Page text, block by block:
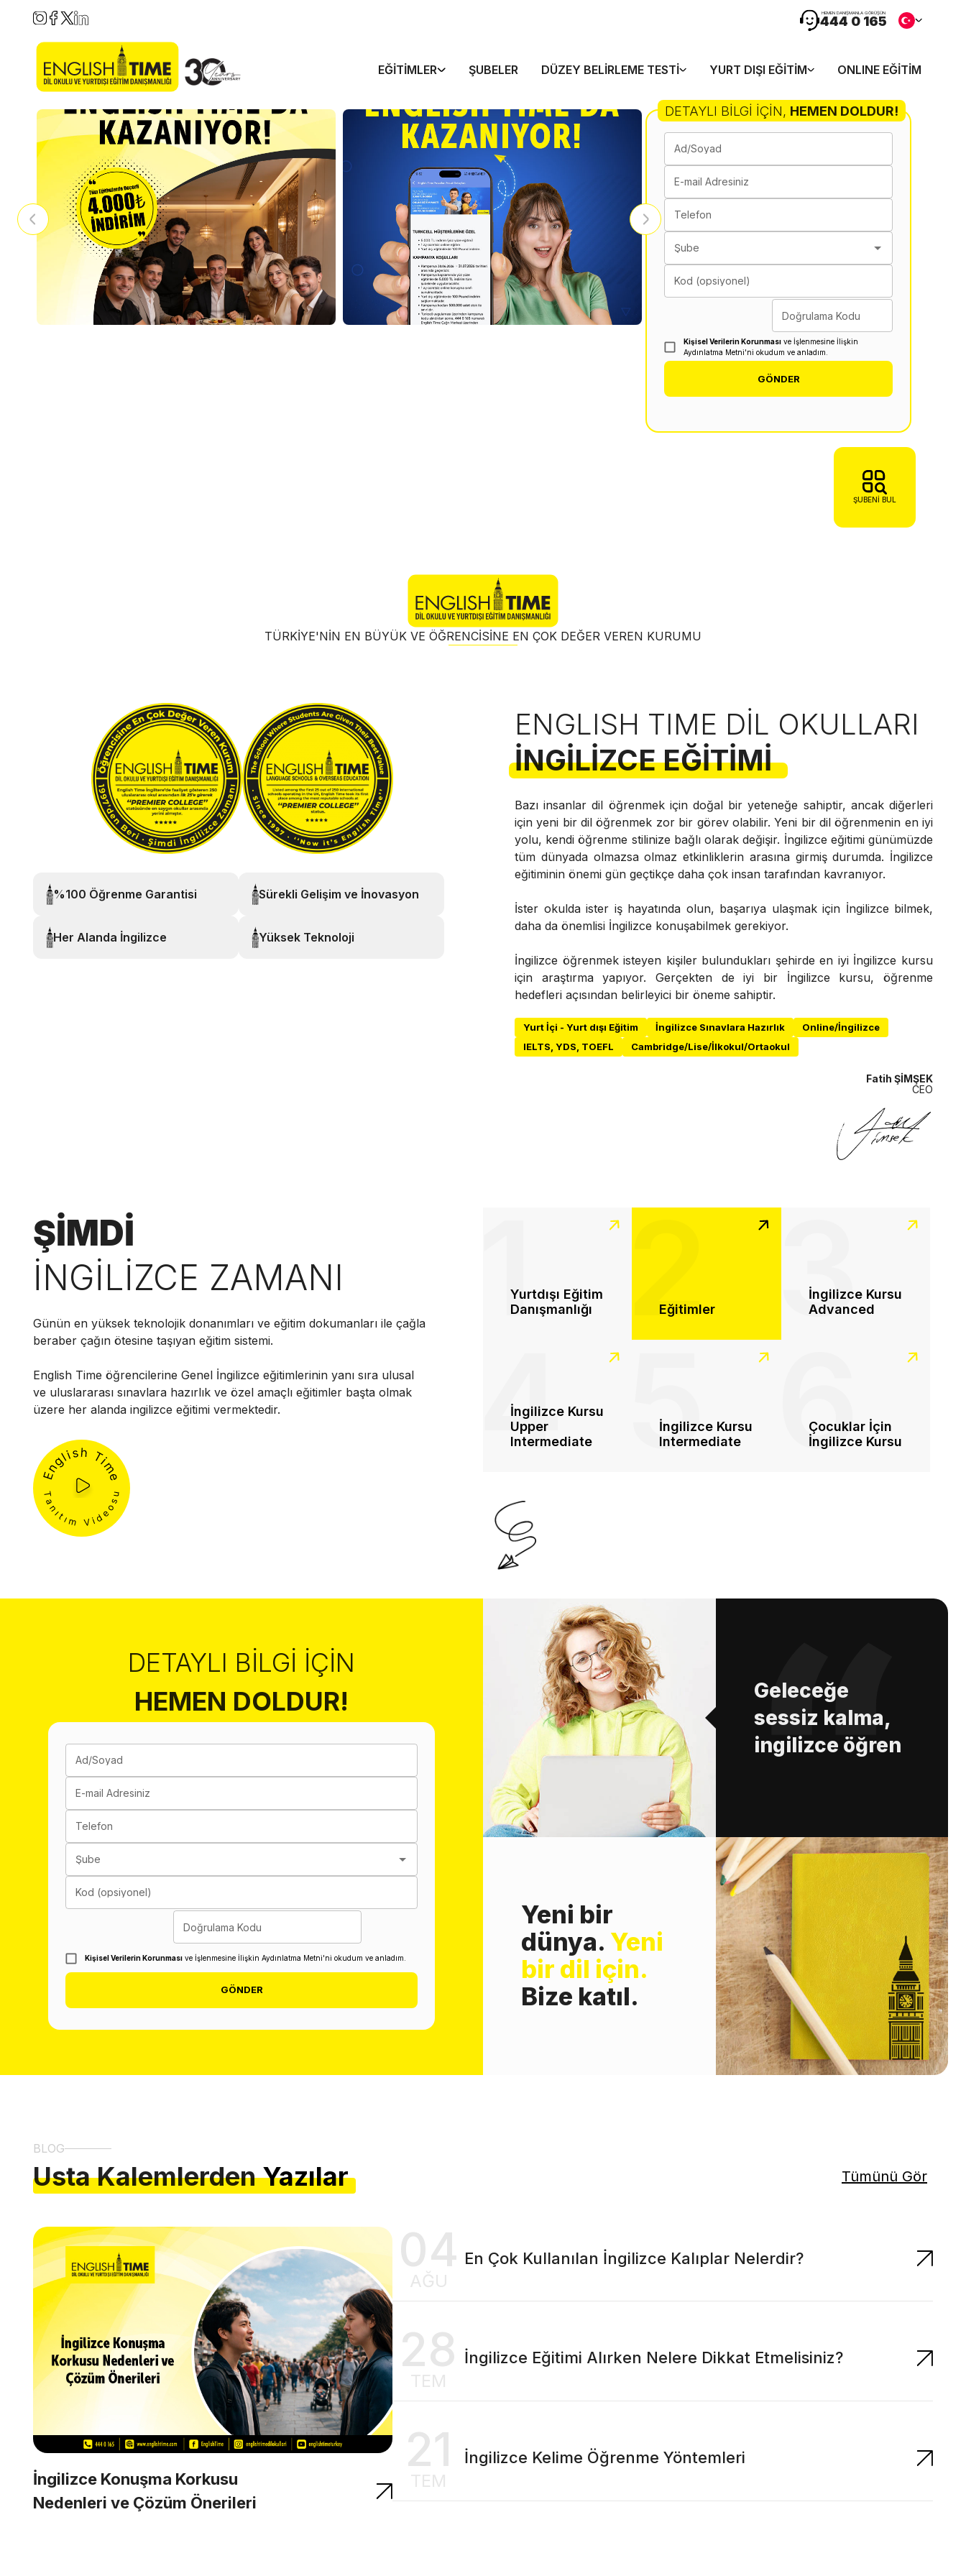
HEMEN DANIŞMANLA GÖRÜŞÜN
444 0 165
EĞITIMLER ŞUBELER DÜZEY BELIRLEME TESTI YURT DIŞI EĞITIM ONLINE EĞITIM
DETAYLI BILGI İÇIN, HEMEN DOLDUR!
Ad/Soyad
E-mail Adresiniz
Telefon
Şube
Kod (opsiyonel)
Doğrulama Kodu
Kişisel Verilerin Korunması ve İşlenmesine İlişkin
Aydınlatma Metni'ni okudum ve anladım.
GÖNDER
ŞUBENI BUL
TÜRKIYE'NIN EN BÜYÜK VE ÖĞRENCISINE EN ÇOK DEĞER VEREN KURUMU
%100 Öğrenme Garantisi Sürekli Gelişim ve İnovasyon
Her Alanda İngilizce Yüksek Teknoloji
ENGLISH TIME DIL OKULLARI
İNGILIZCE EĞITIMI
Bazı insanlar dil öğrenmek için doğal bir yeteneğe sahiptir, ancak diğerleri
için yeni bir dil öğrenmek zor bir görev olabilir. Yeni bir dil öğrenmenin en iyi
yolu, kendi öğrenme stilinize bağlı olarak değişir. İngilizce eğitimi günümüzde
tüm dünyada olmazsa olmaz etkinliklerin arasına girmiş durumda. İngilizce
eğitiminin önemi gün geçtikçe daha çok insan tarafından kavranıyor.
İster okulda ister iş hayatında olun, başarıya ulaşmak için İngilizce bilmek,
daha da önemlisi İngilizce konuşabilmek gerekiyor.
İngilizce öğrenmek isteyen kişiler bulundukları şehirde en iyi İngilizce kursu
için araştırma yapıyor. Gerçekten de iyi bir İngilizce kursu, öğrenme
hedefleri açısından belirleyici bir öneme sahiptir.
Yurt İçi - Yurt dışı Eğitim İngilizce Sınavlara Hazırlık
Online/İngilizce
IELTS, YDS, TOEFL
Cambridge/Lise/İlkokul/Ortaokul
Fatih ŞİMŞEK
CEO
ŞİMDİ
İNGİLİZCE ZAMANI
Günün en yüksek teknolojik donanımları ve eğitim dokumanları ile çağla
beraber çağın ötesine taşıyan eğitim sistemi.
English Time öğrencilerine Genel İngilizce eğitimlerinin yanı sıra ulusal
ve uluslararası sınavlara hazırlık ve özel amaçlı eğitimler başta olmak
üzere her alanda ingilizce eğitimi vermektedir.
Yurtdışı Eğitim
Danışmanlığı
1 Eğitimler
2
İngilizce Kursu
Advanced
3
İngilizce Kursu
Upper
Intermediate
4
İngilizce Kursu
Intermediate
5
Çocuklar İçin
İngilizce Kursu
6
DETAYLI BILGI İÇIN
HEMEN DOLDUR!
Ad/Soyad
E-mail Adresiniz
Telefon
Şube
Kod (opsiyonel)
Doğrulama Kodu
Kişisel Verilerin Korunması ve İşlenmesine İlişkin Aydınlatma Metni'ni okudum ve anladım.
GÖNDER
Geleceğe
sessiz kalma,
ingilizce öğren
Yeni bir
dünya. Yeni
bir dil için.
Bize katıl.
BLOG
Usta Kalemlerden Yazılar Tümünü Gör
İngilizce Konuşma Korkusu
Nedenleri ve Çözüm Önerileri
04
AĞU
En Çok Kullanılan İngilizce Kalıplar Nelerdir?
28
TEM
İngilizce Eğitimi Alırken Nelere Dikkat Etmelisiniz?
21
TEM
İngilizce Kelime Öğrenme Yöntemleri